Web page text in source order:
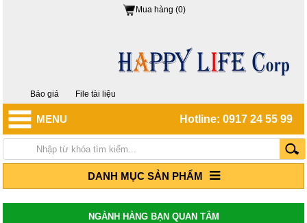
Mua hàng (0)
Báo giá File tài liệu
MENU Hotline: 0917 24 55 99
DANH MỤC SẢN PHẨM
NGÀNH HÀNG BẠN QUAN TÂM